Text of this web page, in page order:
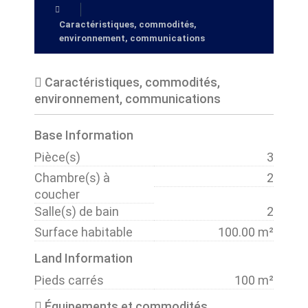
Caractéristiques, commodités,
environnement, communications
Caractéristiques, commodités,
environnement, communications
Base Information
Pièce(s)
3
Chambre(s) à
coucher
2
Salle(s) de bain
2
Surface habitable
100.00 m²
Land Information
Pieds carrés
100 m²